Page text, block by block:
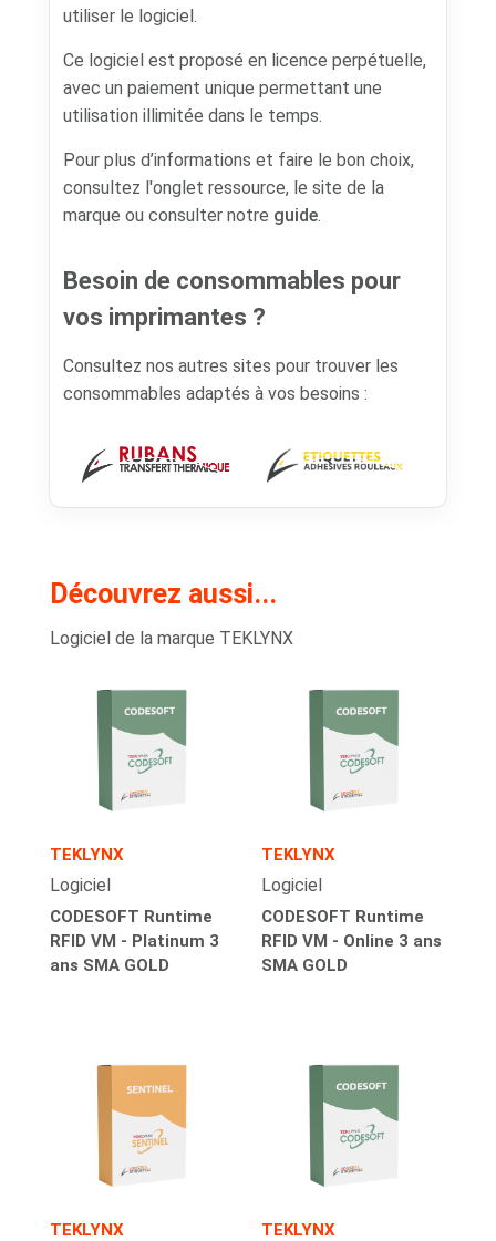
utiliser le logiciel.
Ce logiciel est proposé en licence perpétuelle,
avec un paiement unique permettant une
utilisation illimitée dans le temps.
Pour plus d’informations et faire le bon choix,
consultez l'onglet ressource, le site de la
marque ou consulter notre guide.
Besoin de consommables pour
vos imprimantes ?
Consultez nos autres sites pour trouver les
consommables adaptés à vos besoins :
Découvrez aussi...
Logiciel de la marque TEKLYNX
TEKLYNX
Logiciel
CODESOFT Runtime
RFID VM - Platinum 3
ans SMA GOLD
TEKLYNX
Logiciel
CODESOFT Runtime
RFID VM - Online 3 ans
SMA GOLD
TEKLYNX TEKLYNX